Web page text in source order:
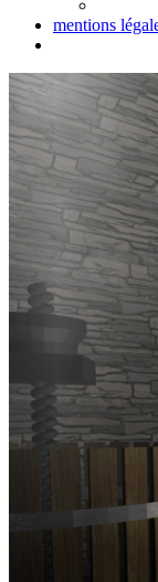
mentions